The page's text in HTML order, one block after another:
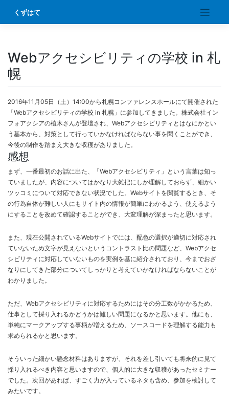
content
くずはて
Webアクセシビリティの学校 in 札
幌
2016年11月05日（土）14:00から札幌コンファレンスホールにて開催された
「Webアクセシビリティの学校 in 札幌」に参加してきました。株式会社イン
フォアクシアの植木さんが登壇され、Webアクセシビリティとはなにかとい
う基本から、対策として行っていかなければならない事を聞くことができ、
今後の制作を踏まえ大きな収穫がありました。
感想
まず、一番最初のお話に出た、「Webアクセシビリティ」という言葉は知っ
ていましたが、内容についてはかなり大雑把にしか理解しておらず、細かい
ツッコミについて対応できない状況でした。Webサイトを閲覧するとき、そ
の行為自体が難しい人にもサイト内の情報が簡単にわかるよう、使えるよう
にすることを改めて確認することができ、大変理解が深まったと思います。
また、現在公開されているWebサイトでには、配色の選択が適切に対応され
ていないため文字が見えないというコントラスト比の問題など、Webアクセ
シビリティに対応していないものを実例を基に紹介されており、今までおざ
なりにしてきた部分についてしっかりと考えていかなければならないことが
わかりました。
ただ、Webアクセシビリティに対応するためにはその分工数がかかるため、
仕事として採り入れるかどうかは難しい問題になるかと思います。他にも、
単純にマークアップする事柄が増えるため、ソースコードを理解する能力も
求められるかと思います。
そういった細かい懸念材料はありますが、それを差し引いても将来的に見て
採り入れるべき内容と思いますので、個人的に大きな収穫があったセミナー
でした。次回があれば、すごく力が入っているネタも含め、参加を検討して
みたいです。